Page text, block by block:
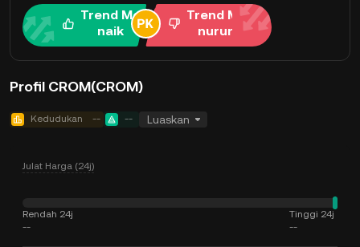
Trend Me
naik
Trend Me
nurun
Profil CROM(CROM)
Kedudukan -- -- Luaskan
Julat Harga (24j)
Rendah 24j
--
Tinggi 24j
--